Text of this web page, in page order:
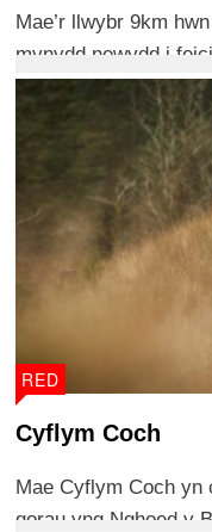
Mae’r llwybr 9km
mynydd newydd i
RED
Cyflym Coch
Mae Cyflym Coch yn
gorau yng Nghoed y